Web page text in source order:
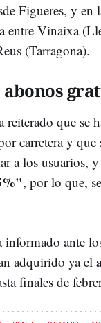
Figueres, y en
entre Vinaixa
(Tarragona).
abonos
reiterado que se
carretera y que
a los usuarios,
, por lo que,
informado ante
adquirido ya el
finales de